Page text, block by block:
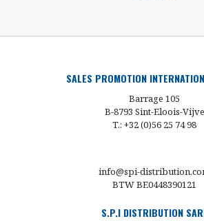
SALES PROMOTION
Barrage 105
B-8793 Sint-Eloois-Vijve
T.: +32 (0)56 25 74 98
info@spi-
BTW BE0448390121
S.P.I DISTRIBUTION